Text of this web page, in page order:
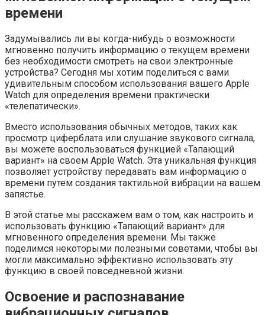
времени
Задумывались ли вы когда-нибудь о возможности
мгновенно получить информацию о текущем времени
без необходимости смотреть на свои электронные
устройства? Сегодня мы хотим поделиться с вами
удивительным способом использования вашего Apple
Watch для определения времени практически
«телепатически».
Вместо использования обычных методов, таких как
просмотр циферблата или слушание звукового сигнала,
вы можете воспользоваться функцией «Тапающий
вариант» на своем Apple Watch. Эта уникальная функция
позволяет устройству передавать вам информацию о
времени путем создания тактильной вибрации на вашем
запястье.
В этой статье мы расскажем вам о том, как настроить и
использовать функцию «Тапающий вариант» для
мгновенного определения времени. Мы также
поделимся некоторыми полезными советами, чтобы вы
могли максимально эффективно использовать эту
функцию в своей повседневной жизни.
Освоение и распознавание